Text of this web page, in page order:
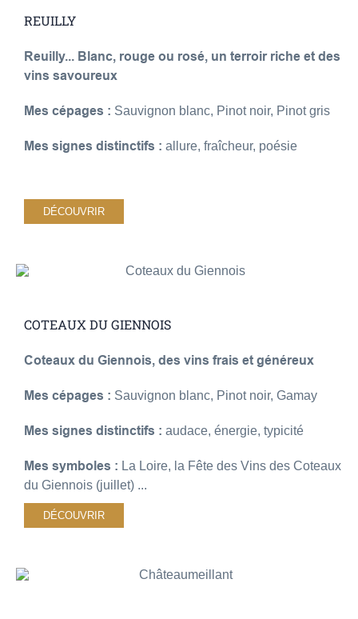
REUILLY
Reuilly... Blanc, rouge ou rosé, un terroir riche et des
vins savoureux
Mes cépages : Sauvignon blanc, Pinot noir, Pinot gris
Mes signes distinctifs : allure, fraîcheur, poésie
DÉCOUVRIR
COTEAUX DU GIENNOIS
Coteaux du Giennois, des vins frais et généreux
Mes cépages : Sauvignon blanc, Pinot noir, Gamay
Mes signes distinctifs : audace, énergie, typicité
Mes symboles : La Loire, la Fête des Vins des Coteaux
du Giennois (juillet) ...
DÉCOUVRIR